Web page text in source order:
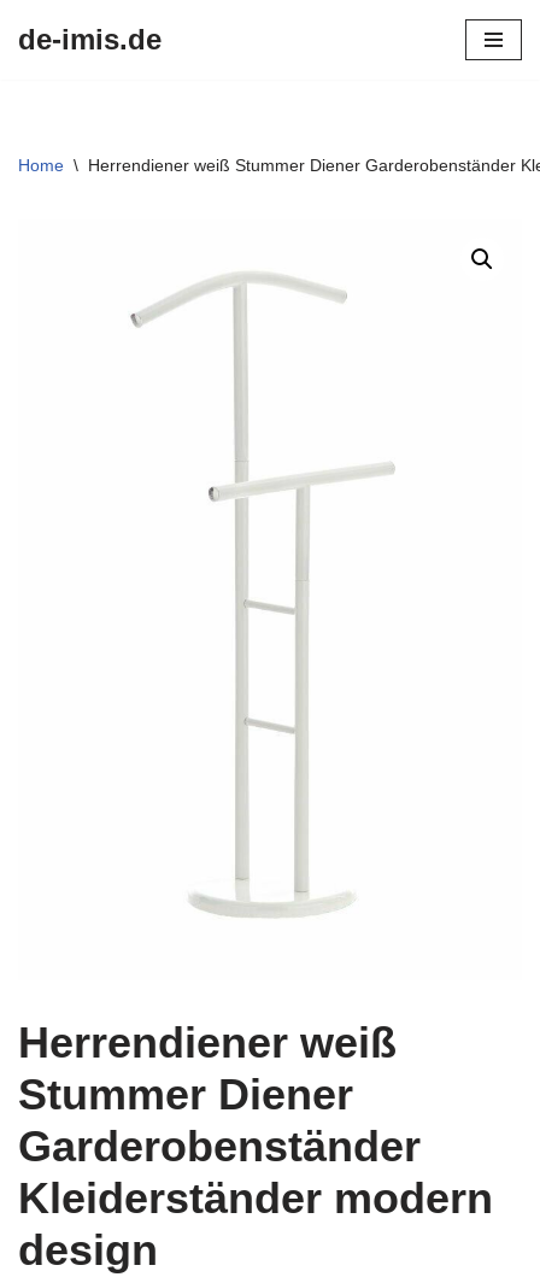
de-imis.de
Home \ Herrendiener weiß Stummer Diener Garderobenständer
Herrendiener weiß
Stummer Diener
Garderobenständer
Kleiderständer modern
design